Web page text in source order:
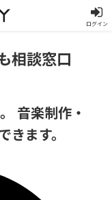
ログイン
相談窓口
音楽制作・
ます。